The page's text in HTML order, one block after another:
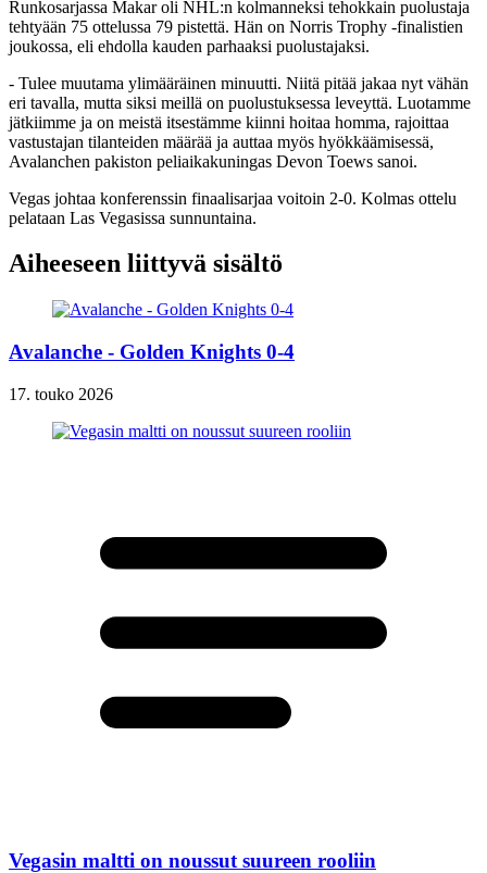
Runkosarjassa Makar oli NHL:n kolmanneksi tehokkain puolustaja
tehtyään 75 ottelussa 79 pistettä. Hän on Norris Trophy -finalistien
joukossa, eli ehdolla kauden parhaaksi puolustajaksi.
- Tulee muutama ylimääräinen minuutti. Niitä pitää jakaa nyt vähän
eri tavalla, mutta siksi meillä on puolustuksessa leveyttä. Luotamme
jätkiimme ja on meistä itsestämme kiinni hoitaa homma, rajoittaa
vastustajan tilanteiden määrää ja auttaa myös hyökkäämisessä,
Avalanchen pakiston peliaikakuningas Devon Toews sanoi.
Vegas johtaa konferenssin finaalisarjaa voitoin 2-0. Kolmas ottelu
pelataan Las Vegasissa sunnuntaina.
Aiheeseen liittyvä sisältö
Avalanche - Golden Knights 0-4
17. touko 2026
Vegasin maltti on noussut suureen rooliin